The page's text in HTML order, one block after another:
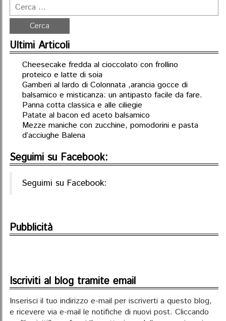
Ultimi Articoli
Cheesecake fredda al cioccolato con frollino
proteico e latte di soia
Gamberi al lardo di Colonnata ,arancia gocce di
balsamico e misticanza: un antipasto facile da fare.
Panna cotta classica e alle ciliegie
Patate al bacon ed aceto balsamico
Mezze maniche con zucchine, pomodorini e pasta
d’acciughe Balena
Seguimi su Facebook:
Seguimi su Facebook:
Pubblicità
Iscriviti al blog tramite email
Inserisci il tuo indirizzo e-mail per iscriverti a questo blog,
e ricevere via e-mail le notifiche di nuovi post. Cliccando